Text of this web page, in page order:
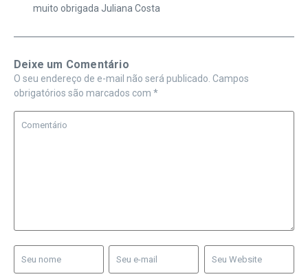
muito obrigada Juliana Costa
Deixe um Comentário
O seu endereço de e-mail não será publicado. Campos
obrigatórios são marcados com *